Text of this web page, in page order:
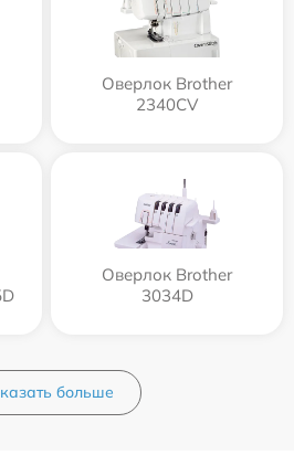
Оверлок Brother
2340CV
Оверлок Brother
3034D
больше